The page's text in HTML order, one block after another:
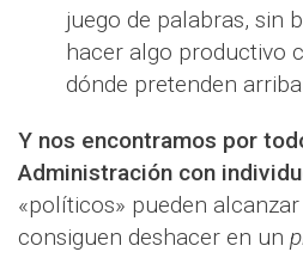
juego de palabras, sin
hacer algo productivo
dónde pretenden
Y nos encontramos por
Administración con
«políticos» pueden
consiguen deshacer en un